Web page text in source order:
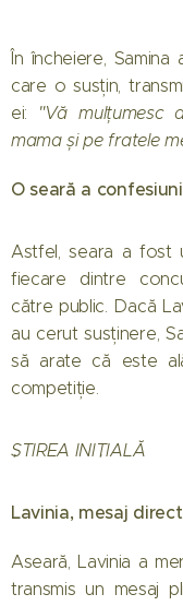
În încheiere,
care o susțin,
ei: "Vă mulțumesc
mama și pe fratele
O seară a
Astfel, seara a fost
fiecare dintre
către public. Dacă
au cerut susținere,
să arate că este
competiție.
ȘTIREA INIȚIALĂ
Lavinia, mesaj
Aseară, Lavinia a
transmis un mesaj